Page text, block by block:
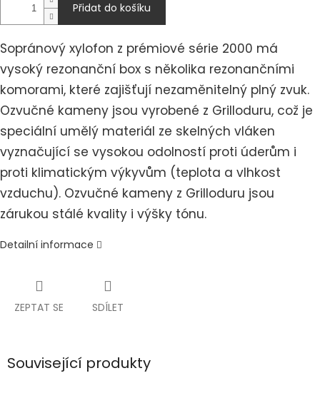
Přidat do košíku
Sopránový xylofon z prémiové série 2000 má
vysoký rezonanční box s několika rezonančními
komorami, které zajišťují nezaměnitelný plný zvuk.
Ozvučné kameny jsou vyrobené z Grilloduru, což je
speciální umělý materiál ze skelných vláken
vyznačující se vysokou odolností proti úderům i
proti klimatickým výkyvům (teplota a vlhkost
vzduchu). Ozvučné kameny z Grilloduru jsou
zárukou stálé kvality i výšky tónu.
Detailní informace
ZEPTAT SE SDÍLET
Související produkty